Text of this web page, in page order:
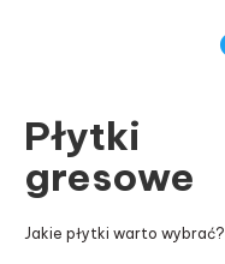
Płytki
gresowe
Jakie płytki warto wybrać?